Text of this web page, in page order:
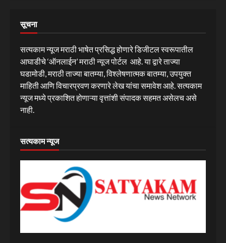
सूचना
सत्यकाम न्यूज मराठी भाषेत प्रसिद्ध होणारे डिजीटल स्वरूपातील
आघाडीचे ‘ऑनलाईन’ मराठी न्यूज पोर्टल आहे. या द्वारे ताज्या
घडामोडी, मराठी ताज्या बातम्या, विश्लेषणात्मक बातम्या, उपयुक्त
माहिती आणि विचारप्रवण करणारे लेख यांचा समावेश आहे. सत्यकाम
न्यूज मध्ये प्रकाशित होणाऱ्या वृत्तांशी संपादक सहमत असेलच असे
नाही.
सत्यकाम न्यूज